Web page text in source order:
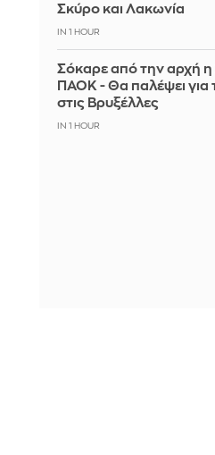
Σκύρο και Λακωνία
IN 1 HOUR
Σόκαρε από την αρχή η
ΠΑΟΚ - Θα παλέψει για
στις Βρυξέλλες
IN 1 HOUR